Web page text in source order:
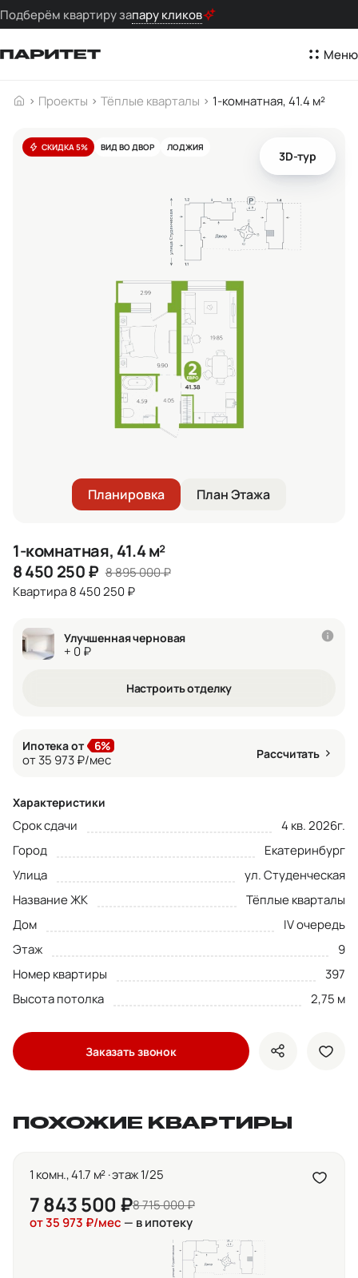
Подберём квартиру запару кликов
Меню
Проекты Тёплые кварталы 1-комнатная, 41.4 м²
СКИДКА 5% ВИД ВО ДВОР ЛОДЖИЯ
Планировка План Этажа
3D-тур
1-комнатная, 41.4 м²
8 450 250₽ 8 895 000₽
Квартира 8 450 250 ₽
Улучшенная черновая
+ 0 ₽
Настроить отделку
Ипотека от 6%
от 35 973 ₽/мес Рассчитать
Характеристики
Срок сдачи
4 кв. 2026г.
Город
Екатеринбург
Улица
ул. Студенческая
Название ЖК
Тёплые кварталы
Дом
IV очередь
Этаж
9
Номер квартиры
397
Высота потолка
2,75 м
Заказать звонок показать
ПОХОЖИЕ КВАРТИРЫ
1 комн., 41.7 м² · этаж 1/25
7 843 500 ₽8 715 000 ₽
от 35 973 ₽/мес — в ипотеку